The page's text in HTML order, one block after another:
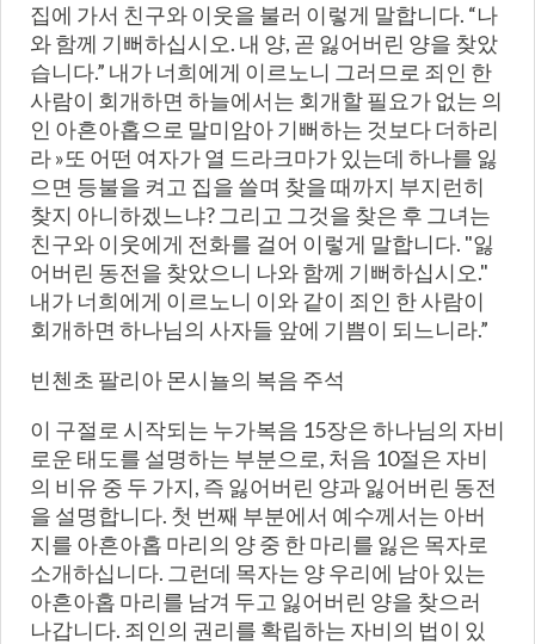
집에 가서 친구와 이웃을 불러 이렇게 말합니다. “나
와 함께 기뻐하십시오. 내 양, 곧 잃어버린 양을 찾았
습니다.” 내가 너희에게 이르노니 그러므로 죄인 한
사람이 회개하면 하늘에서는 회개할 필요가 없는 의
인 아흔아홉으로 말미암아 기뻐하는 것보다 더하리
라 »또 어떤 여자가 열 드라크마가 있는데 하나를 잃
으면 등불을 켜고 집을 쓸며 찾을 때까지 부지런히
찾지 아니하겠느냐? 그리고 그것을 찾은 후 그녀는
친구와 이웃에게 전화를 걸어 이렇게 말합니다. "잃
어버린 동전을 찾았으니 나와 함께 기뻐하십시오."
내가 너희에게 이르노니 이와 같이 죄인 한 사람이
회개하면 하나님의 사자들 앞에 기쁨이 되느니라.”
빈첸초 팔리아 몬시뇰의 복음 주석
이 구절로 시작되는 누가복음 15장은 하나님의 자비
로운 태도를 설명하는 부분으로, 처음 10절은 자비
의 비유 중 두 가지, 즉 잃어버린 양과 잃어버린 동전
을 설명합니다. 첫 번째 부분에서 예수께서는 아버
지를 아흔아홉 마리의 양 중 한 마리를 잃은 목자로
소개하십니다. 그런데 목자는 양 우리에 남아 있는
아흔아홉 마리를 남겨 두고 잃어버린 양을 찾으러
나갑니다. 죄인의 권리를 확립하는 자비의 법이 있